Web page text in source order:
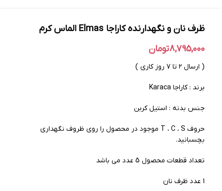
ظرف نان و نگهدارنده کاراجا Elmas الماس کرم
8,795,000تومان
( ارسال ۲ تا ۷ روز کاری )
برند : کاراجا Karaca
جنس بدنه : استیل کربن
حروف T ، C ، S موجود در محصول را روی ظروف نگهداری
بچسبانید.
تعداد قطعات محصول 5 عدد می باشد
1 عدد ظرف نان